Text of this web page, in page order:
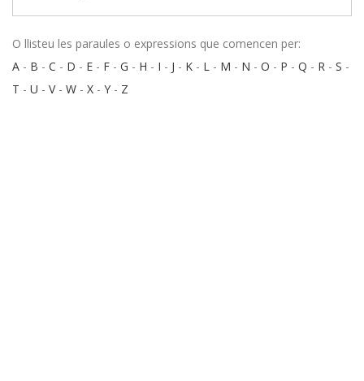
O llisteu les paraules o expressions que comencen per:
A - B - C - D - E - F - G - H - I - J - K - L - M - N - O - P - Q - R - S -
T - U - V- W - X - Y - Z